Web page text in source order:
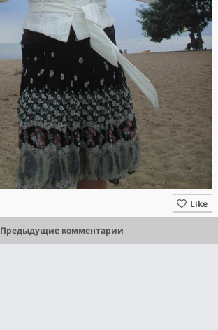
Like
Предыдущие комментарии